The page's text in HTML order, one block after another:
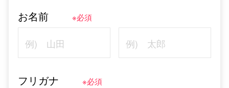
お名前 ※必須
フリガナ ※必須